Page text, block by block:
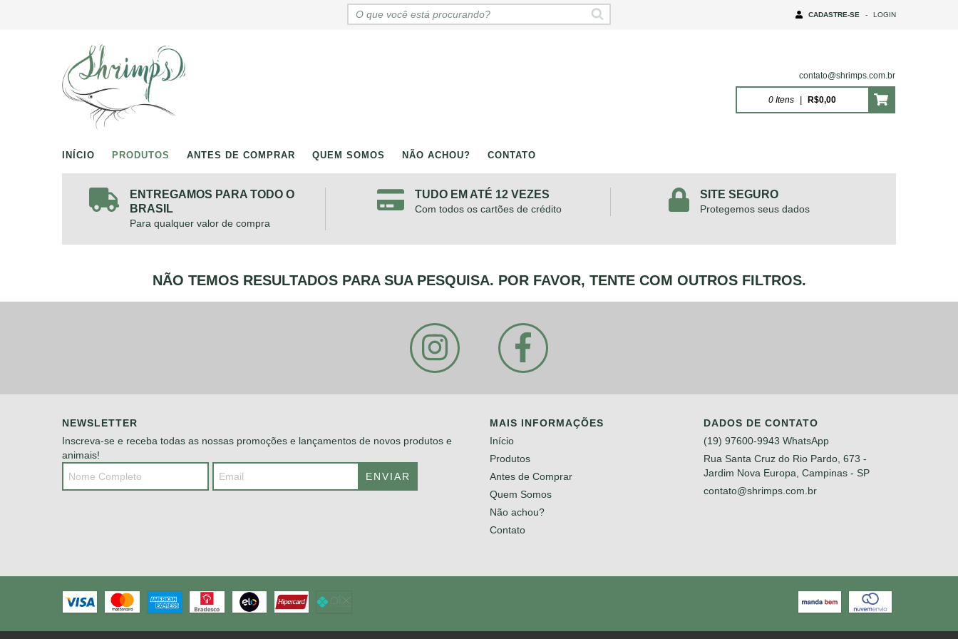
CADASTRE-SE - LOGIN
contato@shrimps.com.br
0Itens | R$0,00
INÍCIO PRODUTOS ANTES DE COMPRAR QUEM SOMOS NÃO ACHOU? CONTATO
ENTREGAMOS PARA TODO O
BRASIL
Para qualquer valor de compra
TUDO EM ATÉ 12 VEZES
Com todos os cartões de crédito
SITE SEGURO
Protegemos seus dados
NÃO TEMOS RESULTADOS PARA SUA PESQUISA. POR FAVOR, TENTE COM OUTROS FILTROS.
NEWSLETTER
Inscreva-se e receba todas as nossas promoções e lançamentos de novos produtos e
animais!
MAIS INFORMAÇÕES
Início
Produtos
Antes de Comprar
Quem Somos
Não achou?
Contato
DADOS DE CONTATO
(19) 97600-9943 WhatsApp
Rua Santa Cruz do Rio Pardo, 673 -
Jardim Nova Europa, Campinas - SP
contato@shrimps.com.br